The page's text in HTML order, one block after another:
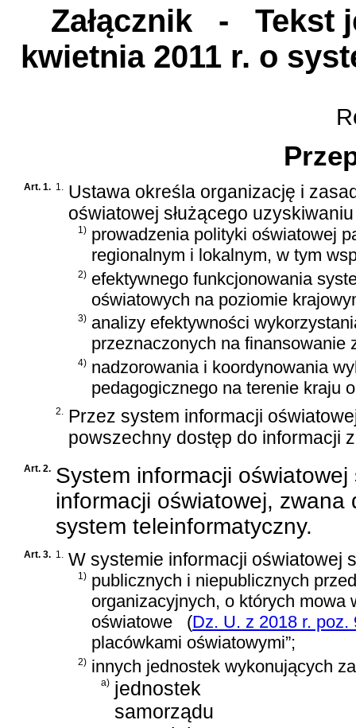
Załącznik- Tekst
kwietnia 2011 r. o
Art. 1. 1. Ustawa określa organizację i
oświatowej służącego
1) prowadzenia polityki oświatowej
regionalnym i lokalnym, w tym
2) efektywnego funkcjonowania
oświatowych na poziomie
3) analizy efektywności
przeznaczonych na finansowanie
4) nadzorowania i koordynowania
pedagogicznego na terenie kraju
2. Przez system informacji
powszechny dostęp do informacji
Art. 2. System informacji
informacji oświatowej, zwana
system teleinformatyczny.
Art. 3. 1. W systemie informacji oświatowej
1) publicznych i niepublicznych
organizacyjnych, o których mowa
oświatowe
(Dz. U. z 2018 r. poz.
placówkami oświatowymi”;
2) innych jednostek wykonujących
a) jednostek
samorządu